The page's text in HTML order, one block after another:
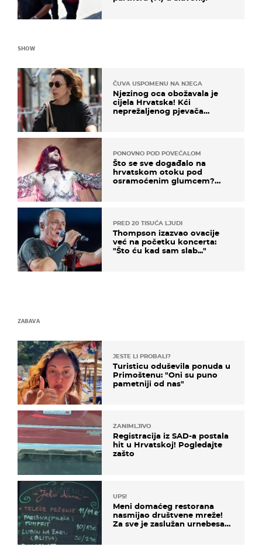
SHOW
ČUVA USPOMENU NA NJEGA
Njezinog oca obožavala je
cijela Hrvatska! Kći
neprežaljenog pjevača
PONOVNO POD POVEĆALOM
Što se sve događalo na
hrvatskom otoku pod
osramoćenim glumcem?
PRED 20 TISUĆA LJUDI
Thompson izazvao ovacije
već na početku koncerta:
"Što ću kad sam slab..."
ZABAVA
JESTE LI PROBALI?
Turisticu oduševila ponuda u
Primoštenu: "Oni su puno
pametniji od nas"
ZANIMLJIVO
Registracija iz SAD-a postala
hit u Hrvatskoj! Pogledajte
zašto
UPS!
Meni domaćeg restorana
nasmijao društvene mreže!
Za sve je zaslužan urnebesan